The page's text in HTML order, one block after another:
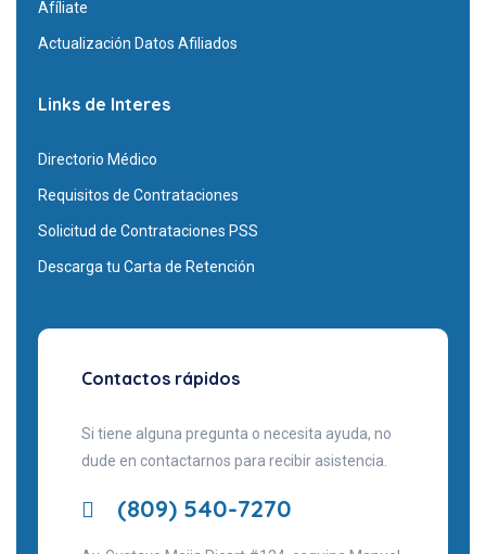
Afíliate
Actualización Datos Afiliados
Links de Interes
Directorio Médico
Requisitos de Contrataciones
Solicitud de Contrataciones PSS
Descarga tu Carta de Retención
Contactos rápidos
Si tiene alguna pregunta o necesita ayuda, no
dude en contactarnos para recibir asistencia.
(809) 540-7270